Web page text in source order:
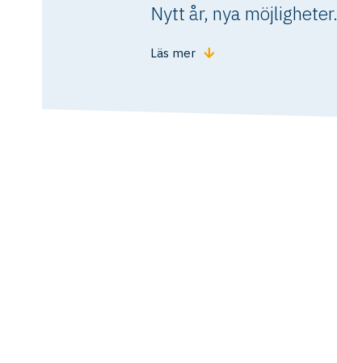
Nytt år, nya möjligheter.
Läs mer